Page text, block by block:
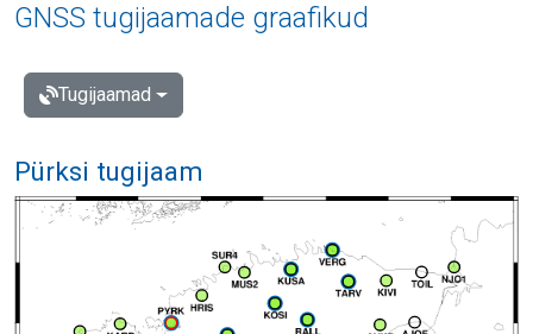
GNSS tugijaamade graafikud
Tugijaamad
Pürksi tugijaam